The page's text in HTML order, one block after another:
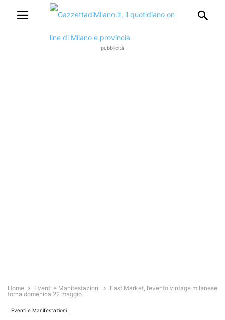
pubblicità
Home Eventi e Manifestazioni
East Market, l’evento vintage milanese
torna domenica 22 maggio
Eventi e Manifestazioni